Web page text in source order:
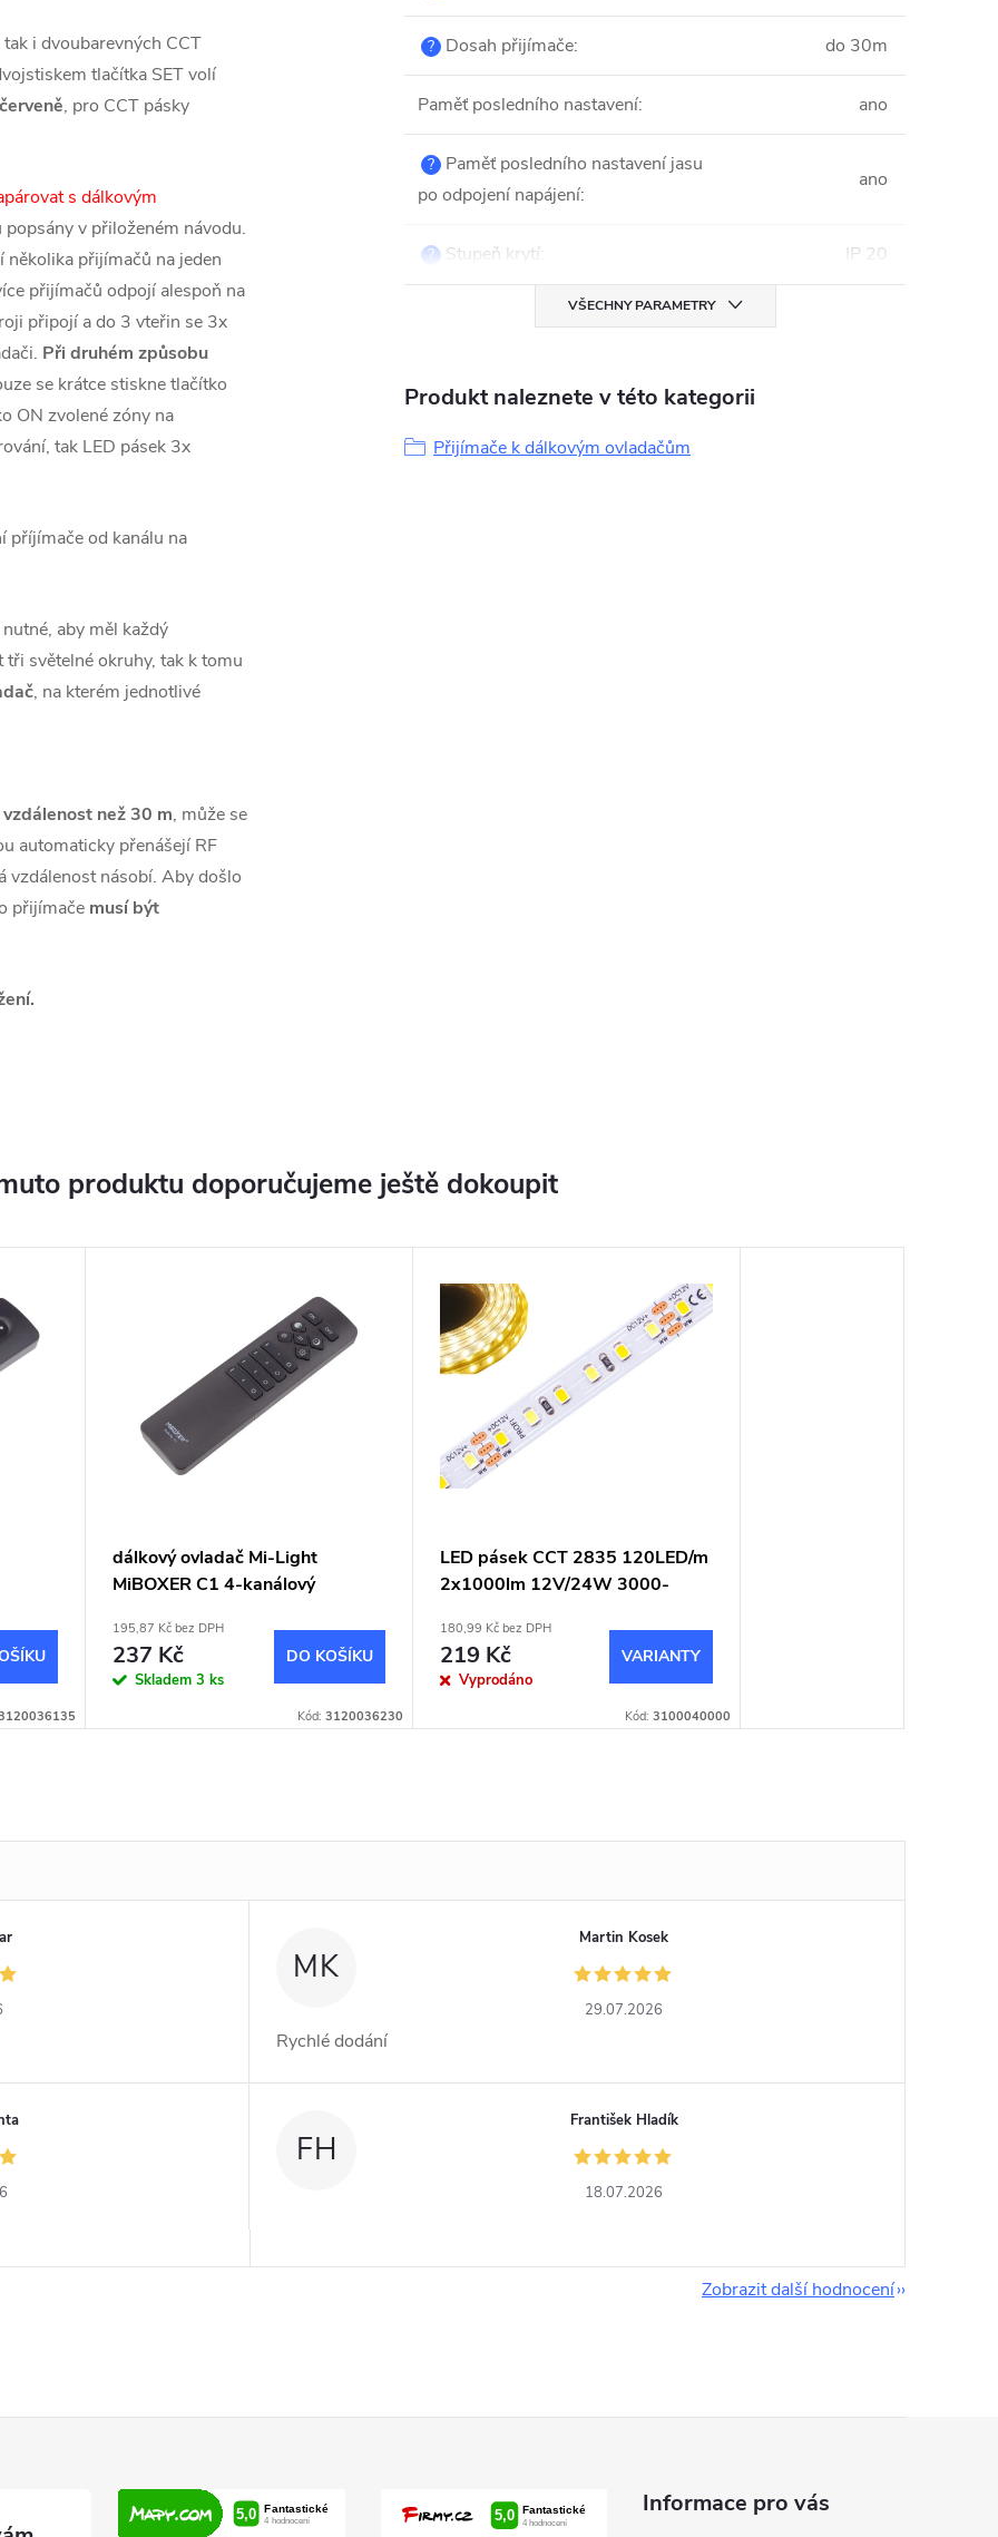
i dvoubarevných CCT
tlačítka SET volí
červeně, pro CCT pásky
s dálkovým
v přiloženém návodu.
přijímačů na jeden
přijímačů odpojí alespoň na
připojí a do 3 vteřin se 3x
Při druhém způsobu
se krátce stiskne tlačítko
ON zvolené zóny na
tak LED pásek 3x
příjímače od kanálu na
nutné, aby měl každý
světelné okruhy, tak k tomu
, na kterém jednotlivé
než 30 m, může se
automaticky přenášejí RF
vzdálenost násobí. Aby došlo
přijímače musí být
? Dosah přijímače: do 30m
Paměť posledního nastavení: ano
? Paměť posledního nastavení jasu
po odpojení napájení:
ano
? Stupeň krytí: IP 20
VŠECHNY PARAMETRY
Produkt naleznete v této kategorii
Přijímače k dálkovým ovladačům
produktu doporučujeme ještě dokoupit
dálkový ovladač Mi-Light
MiBOXER C1 4-kanálový
195,87 Kč bez DPH
237 Kč
Skladem 3 ks
DO KOŠÍKU
Kód: 3120036230
LED pásek CCT 2835 120LED/m
2x1000lm 12V/24W 3000-
180,99 Kč bez DPH
219 Kč
Vyprodáno
Kód: 3100040000
MK
Martin Kosek
29.07.2026
Rychlé dodání
FH
František Hladík
18.07.2026
Zobrazit další hodnocení
Informace pro vás